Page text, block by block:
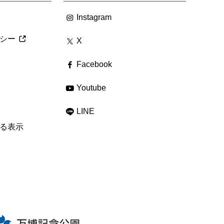
ー
表示
Instagram
X
Facebook
Youtube
LINE